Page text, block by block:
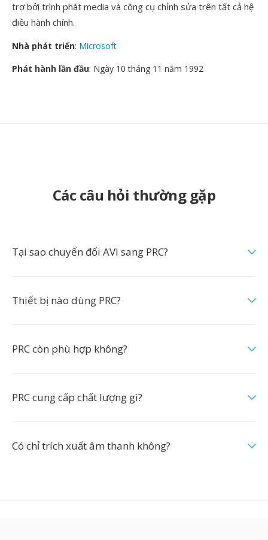
trợ bởi trình phát media và công cụ chỉnh sửa trên tất cả hệ
điều hành chính.
Nhà phát triển: Microsoft
Phát hành lần đầu: Ngày 10 tháng 11 năm 1992
Các câu hỏi thường gặp
Tại sao chuyển đổi AVI sang PRC?
Thiết bị nào dùng PRC?
PRC còn phù hợp không?
PRC cung cấp chất lượng gì?
Có chỉ trích xuất âm thanh không?